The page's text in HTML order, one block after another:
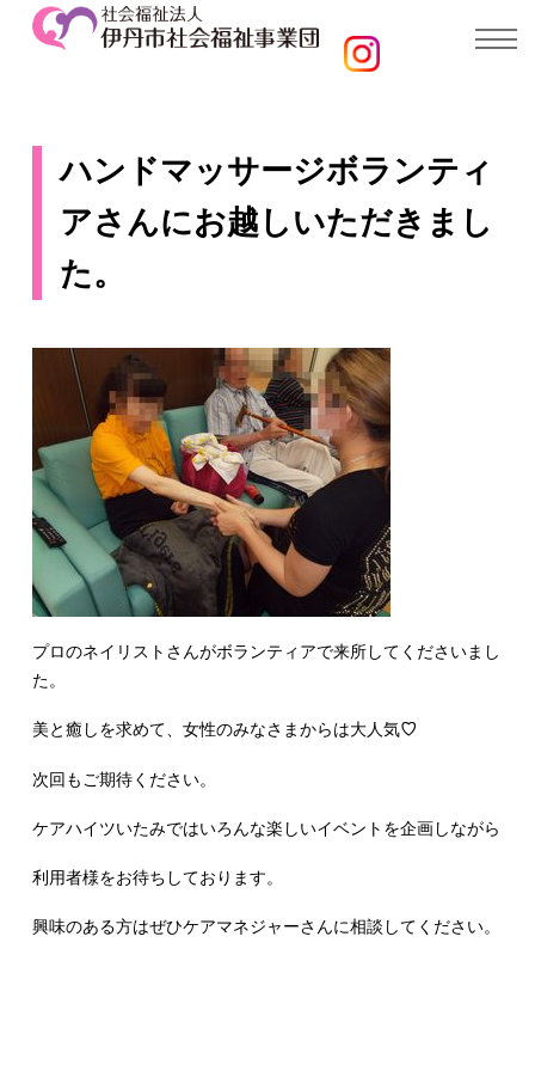
ハンドマッサージボランティ
アさんにお越しいただきまし
た。
プロのネイリストさんがボランティアで来所してくださいまし
た。
美と癒しを求めて、女性のみなさまからは大人気♡
次回もご期待ください。
ケアハイツいたみではいろんな楽しいイベントを企画しながら
利用者様をお待ちしております。
興味のある方はぜひケアマネジャーさんに相談してください。